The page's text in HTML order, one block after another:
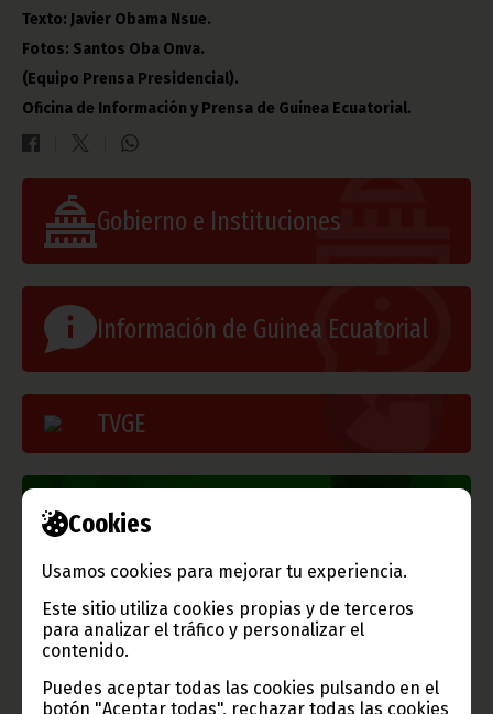
Cookies
Usamos cookies para mejorar tu experiencia.
Este sitio utiliza cookies propias y de terceros
para analizar el tráfico y personalizar el
contenido.
Puedes aceptar todas las cookies pulsando en el
botón "Aceptar todas", rechazar todas las cookies
Texto: Javier Obama Nsue.
Fotos: Santos Oba Onva.
(Equipo Prensa Presidencial).
Oficina de Información y Prensa de Guinea Ecuatorial.
Gobierno e Instituciones
Información de Guinea Ecuatorial
TVGE
Radio Nacional de Guinea
Ecuatorial
Haz click aquí para escuchar ahora
CATEGORÍAS
Noticias Gobierno
Presidencia